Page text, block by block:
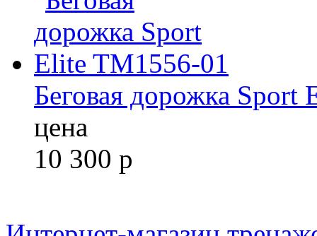
Беговая дорожка Sport
цена
10 300 р